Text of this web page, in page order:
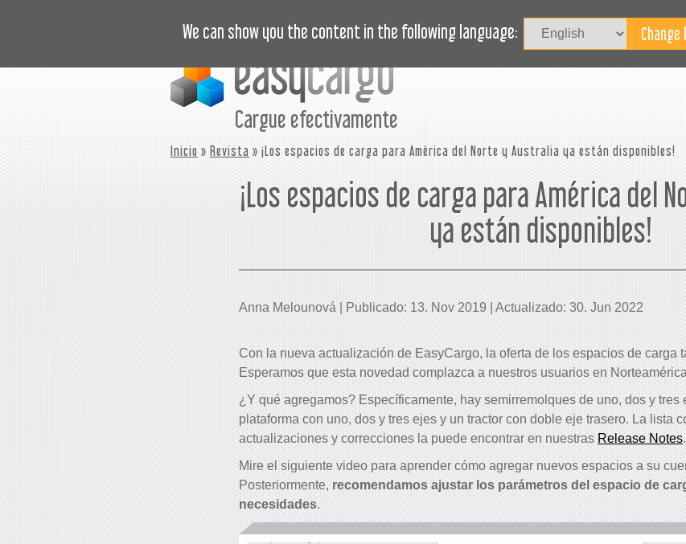
We can show you the content in the following language:
BLOG ¿NECESITA AYUDA?
Cargue efectivamente
Inicio » Revista » ¡Los espacios de carga para América del Norte y Australia ya están disponibles!
¡Los espacios de carga para América del
ya están disponibles!
Anna Melounová | Publicado: 13. Nov 2019 | Actualizado: 30. Jun 2022
Con la nueva actualización de EasyCargo, la oferta de los espacios de carga
Esperamos que esta novedad complazca a nuestros usuarios en
¿Y qué agregamos? Específicamente, hay semirremolques de uno, dos y tres
plataforma con uno, dos y tres ejes y un tractor con doble eje trasero. La lista
actualizaciones y correcciones la puede encontrar en nuestras Release Notes.
Mire el siguiente video para aprender cómo agregar nuevos espacios a su
Posteriormente, recomendamos ajustar los parámetros del espacio de
necesidades.